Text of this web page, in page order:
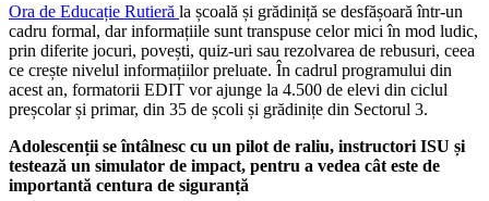
Ora de Educație Rutieră la școală și grădiniță se desfășoară într-un
cadru formal, dar informațiile sunt transpuse celor mici în mod ludic,
prin diferite jocuri, povești, quiz-uri sau rezolvarea de rebusuri, ceea
ce crește nivelul informațiilor preluate. În cadrul programului din
acest an, formatorii EDIT vor ajunge la 4.500 de elevi din ciclul
preșcolar și primar, din 35 de școli și grădinițe din Sectorul 3.
Adolescenții se întâlnesc cu un pilot de raliu, instructori ISU și
testează un simulator de impact, pentru a vedea cât este de
importantă centura de siguranță